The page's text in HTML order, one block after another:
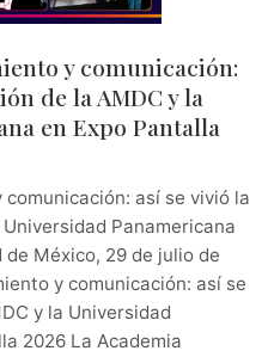
y comunicación:
de la AMDC y la
en Expo Pantalla
así se vivió la
Panamericana
México, 29 de julio de
y comunicación: así se
y la Universidad
2026 La Academia